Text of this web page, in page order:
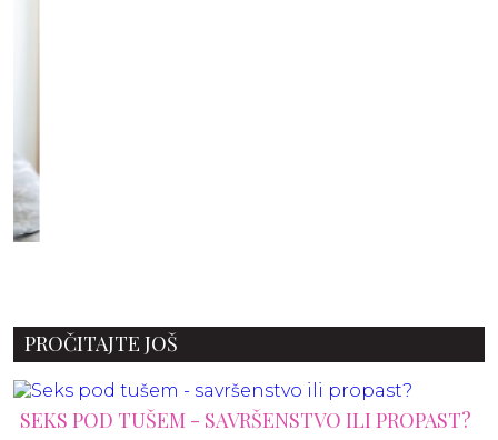
PROČITAJTE JOŠ
SEKS POD TUŠEM - SAVRŠENSTVO ILI PROPAST?